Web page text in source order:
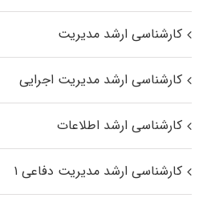
کارشناسی ارشد مدیریت
کارشناسی ارشد مدیریت اجرایی
کارشناسی ارشد اطلاعات
کارشناسی ارشد مدیریت دفاعی ۱